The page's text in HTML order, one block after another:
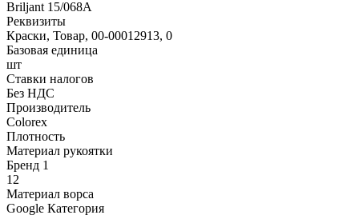
Briljant 15/068A
Реквизиты
Краски, Товар, 00-00012913, 0
Базовая единица
шт
Ставки налогов
Без НДС
Производитель
Colorex
Плотность
Материал рукоятки
Бренд 1
12
Материал ворса
Google Категория